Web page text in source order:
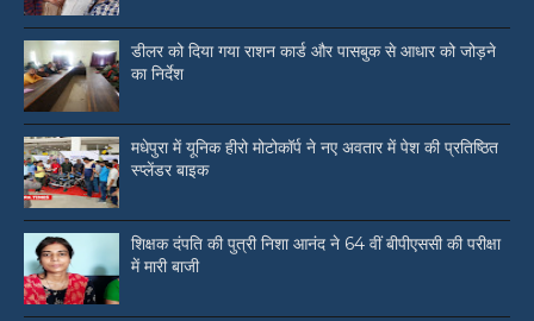
डीलर को दिया गया राशन कार्ड और पासबुक से आधार को जोड़ने
का निर्देश
मधेपुरा में यूनिक हीरो मोटोकॉर्प ने नए अवतार में पेश की प्रतिष्ठित
स्प्लेंडर बाइक
शिक्षक दंपति की पुत्री निशा आनंद ने 64 वीं बीपीएससी की परीक्षा
में मारी बाजी